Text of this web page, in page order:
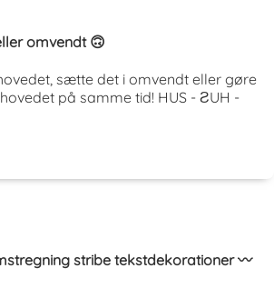
omvendt 🙃
sætte det i omvendt eller gøre
på samme tid! HUS - ƧUH -
stribe tekstdekorationer 〰️